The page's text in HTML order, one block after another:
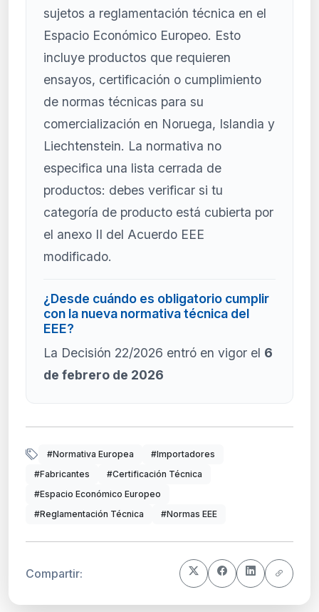
sujetos a reglamentación técnica en el
Espacio Económico Europeo. Esto
incluye productos que requieren
ensayos, certificación o cumplimiento
de normas técnicas para su
comercialización en Noruega, Islandia y
Liechtenstein. La normativa no
especifica una lista cerrada de
productos: debes verificar si tu
categoría de producto está cubierta por
el anexo II del Acuerdo EEE
modificado.
¿Desde cuándo es obligatorio cumplir
con la nueva normativa técnica del
EEE?
La Decisión 22/2026 entró en vigor el 6
de febrero de 2026
#Normativa Europea
#Importadores
#Fabricantes
#Certificación Técnica
#Espacio Económico Europeo
#Reglamentación Técnica
#Normas EEE
Compartir: